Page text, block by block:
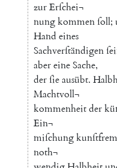
zurErſchei¬
nungkommenſoll;
Hand eines
Sachverſtändigen
abereineSache,
derſieausübt.
Machtvoll¬
kommenheitder
Ein¬
miſchung
noth¬